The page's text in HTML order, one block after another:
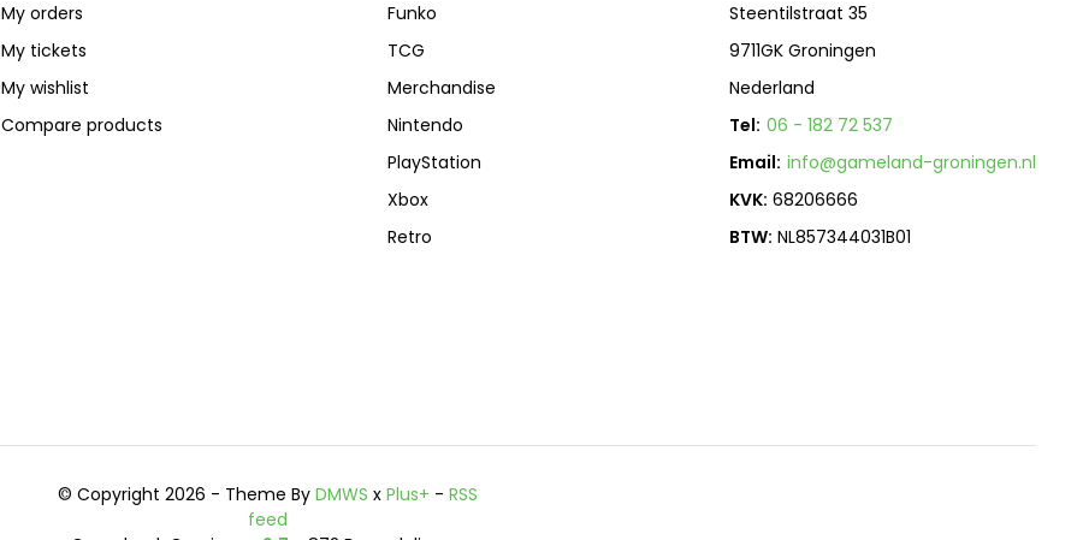
My orders
My tickets
My wishlist
Compare products
Funko
TCG
Merchandise
Nintendo
PlayStation
Xbox
Retro
Steentilstraat 35
9711GK Groningen
Nederland
Tel: 06 - 182 72 537
Email: info@gameland-groningen.nl
KVK: 68206666
BTW: NL857344031B01
© Copyright 2026 - Theme ByDMWS xPlus+ -RSS
feed